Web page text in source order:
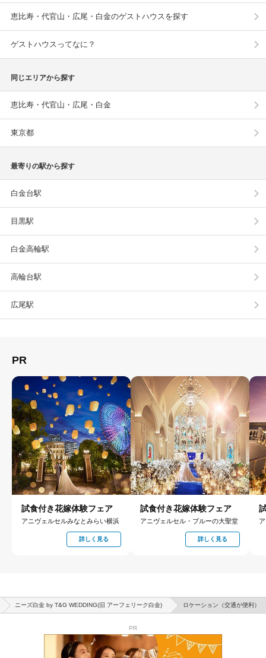
恵比寿・代官山・広尾・白金のゲストハウスを探す
ゲストハウスってなに？
同じエリアから探す
恵比寿・代官山・広尾・白金
東京都
最寄りの駅から探す
白金台駅
目黒駅
白金高輪駅
高輪台駅
広尾駅
PR
試食付き花嫁体験フェア
アニヴェルセルみなとみらい横浜
詳しく見る
試食付き花嫁体験フェア
アニヴェルセル・ブルーの大聖堂
詳しく見る
ニーズ白金 by T&G WEDDING(旧 アーフェリーク白金) ロケーション（交通が便利）
PR